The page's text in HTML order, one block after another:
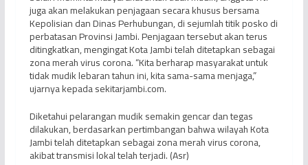
juga akan melakukan penjagaan secara khusus bersama
Kepolisian dan Dinas Perhubungan, di sejumlah titik posko di
perbatasan Provinsi Jambi. Penjagaan tersebut akan terus
ditingkatkan, mengingat Kota Jambi telah ditetapkan sebagai
zona merah virus corona. “Kita berharap masyarakat untuk
tidak mudik lebaran tahun ini, kita sama-sama menjaga,”
ujarnya kepada sekitarjambi.com.
Diketahui pelarangan mudik semakin gencar dan tegas
dilakukan, berdasarkan pertimbangan bahwa wilayah Kota
Jambi telah ditetapkan sebagai zona merah virus corona,
akibat transmisi lokal telah terjadi. (Asr)